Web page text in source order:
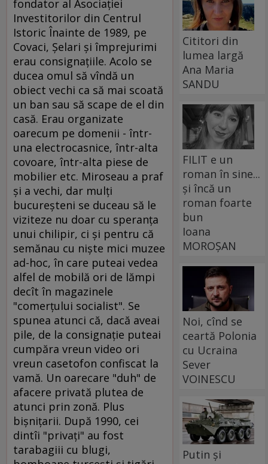
Cititori din
lumea largă
Ana Maria
SANDU
FILIT e un
roman în sine...
și încă un
roman foarte
bun
Ioana
MOROȘAN
Noi, cînd se
ceartă Polonia
cu Ucraina
Sever
VOINESCU
Putin și